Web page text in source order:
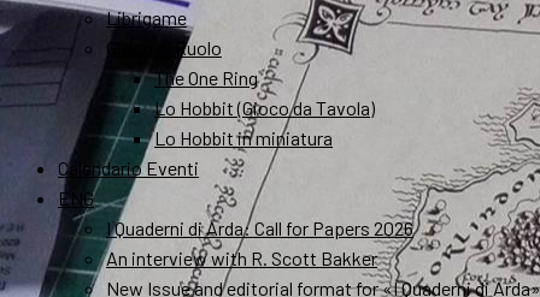
Librigame
Gioco di Ruolo
The One Ring
Lo Hobbit (Gioco da Tavola)
Lo Hobbit in miniatura
Calendario Eventi
ENG
I Quaderni di Arda: Call for Papers 2026
An interview with R. Scott Bakker
New Issue and editorial format for «I Quaderni di Arda»